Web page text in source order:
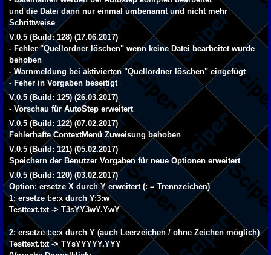
und die Datei dann nur einmal umbenannt und nicht mehr
Schrittweise
V.0.5 (Build: 128) (17.06.2017)
- Fehler "Quellordner löschen" wenn keine Datei bearbeitet wurde
behoben
- Warnmeldung bei aktivierten "Quellordner löschen" eingefügt
- Feher in Vorgaben beseitigt
V.0.5 (Build: 125) (26.03.2017)
- Vorschau für AutoStep erweitert
V.0.5 (Build: 122) (07.02.2017)
Fehlerhafte ContextMenü Zuweisung behoben
V.0.5 (Build: 121) (05.02.2017)
Speichern der Benutzer Vorgaben für neue Optionen erweitert
V.0.5 (Build: 120) (03.02.2017)
Option: ersetze X durch Y erweitert (: = Trennzeichen)
1: ersetze t:e:x durch Y:3:w
Testtext.txt -> T3sYY3wY.YwY
2: ersetze t:e:x durch Y (auch Leerzeichen / ohne Zeichen möglich)
Testtext.txt -> TYsYYYYY.YYY